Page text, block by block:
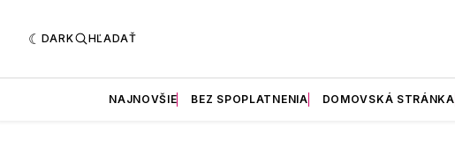
DARK HĽADAŤ
NAJNOVŠIE BEZ SPOPLATNENIA DOMOVSKÁ STRÁNKA